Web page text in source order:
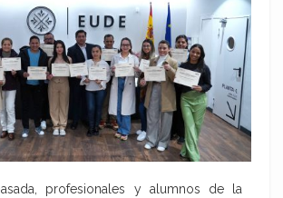
profesionales y alumnos de la